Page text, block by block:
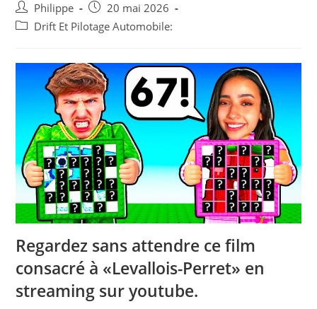
Auteur/autrice
de
Philippe
Post
published:
20 mai 2026
PostDrift Et Pilotage Automobile:
Regardez sans attendre ce film
consacré à «Levallois-Perret» en
streaming sur youtube.